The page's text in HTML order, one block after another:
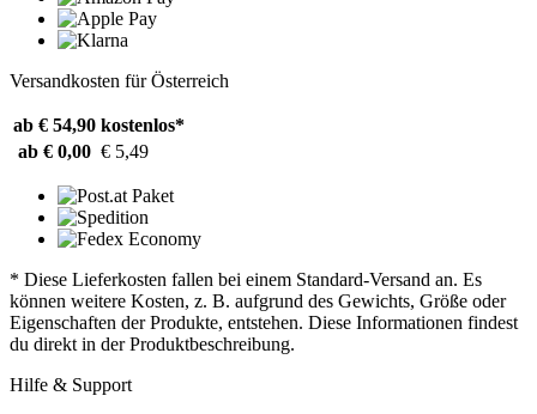
Versandkosten für Österreich
ab € 54,90 kostenlos*
ab € 0,00 € 5,49
* Diese Lieferkosten fallen bei einem Standard-Versand an. Es
können weitere Kosten, z. B. aufgrund des Gewichts, Größe oder
Eigenschaften der Produkte, entstehen. Diese Informationen findest
du direkt in der Produktbeschreibung.
Hilfe & Support